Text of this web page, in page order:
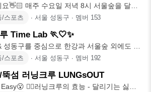
요👋🏻 매주 수요일 저녁 8시 서울숲을 달리
러닝크루 SF
/스포츠 ∙ 서울 성동구 ∙ 멤버 153
Time Lab 🏃🤍✨
성동구를 중심으로 한강과 서울숲 외에도 분
씩 서울의
/스포츠 ∙ 서울 성동구 ∙ 멤버 192
섬 러닝크루 LUNGsOUT
효능 - 달리기는 싫지